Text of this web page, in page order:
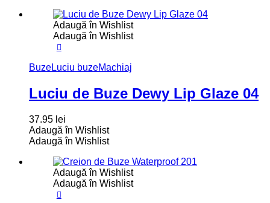
Adaugă în Wishlist
Adaugă în Wishlist
BuzeLuciu buzeMachiaj
Luciu de Buze Dewy Lip Glaze 04
37.95 lei
Adaugă în Wishlist
Adaugă în Wishlist
Adaugă în Wishlist
Adaugă în Wishlist